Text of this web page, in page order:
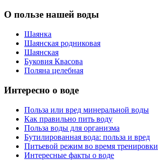
О пользе нашей воды
Шаянка
Шаянская родниковая
Шаянская
Буковия Квасова
Поляна целебная
Интересно о воде
Польза или вред минеральной воды
Как правильно пить воду
Польза воды для организма
Бутилированная вода: польза и вред
Питьевой режим во время тренировки
Интересные факты о воде